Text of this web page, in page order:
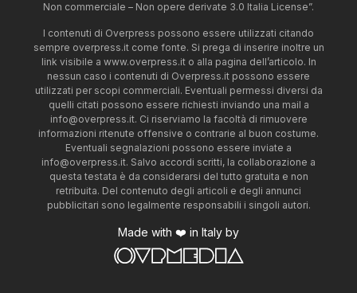
Non commerciale – Non opere derivate 3.0 Italia License”.
I contenuti di Overpress possono essere utilizzati citando
sempre overpress.it come fonte. Si prega di inserire inoltre un
link visibile a www.overpress.it o alla pagina dell’articolo. In
nessun caso i contenuti di Overpress.it possono essere
utilizzati per scopi commerciali. Eventuali permessi diversi da
quelli citati possono essere richiesti inviando una mail a
info@overpress.it. Ci riserviamo la facoltà di rimuovere
informazioni ritenute offensive o contrarie al buon costume.
Eventuali segnalazioni possono essere inviate a
info@overpress.it. Salvo accordi scritti, la collaborazione a
questa testata è da considerarsi del tutto gratuita e non
retribuita. Del contenuto degli articoli e degli annunci
pubblicitari sono legalmente responsabili i singoli autori.
Made with ❤️ in Italy by